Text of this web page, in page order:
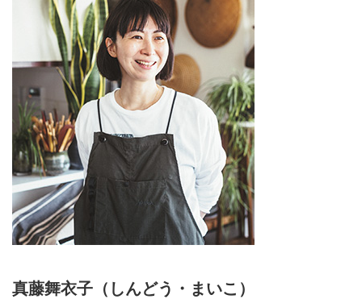
真藤舞衣子（しんどう・まいこ）